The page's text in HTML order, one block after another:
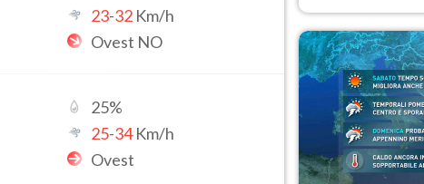
23-32 Km/h
Ovest NO
25%
25-34Km/h
Ovest
aree montuose